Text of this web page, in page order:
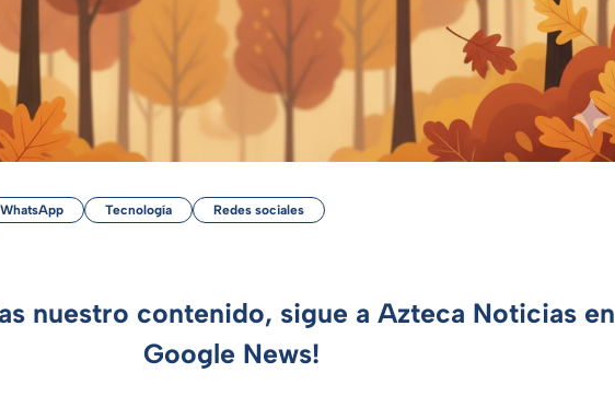
WhatsApp Tecnología Redes sociales
nuestro contenido, sigue a Azteca Noticias en
Google News!